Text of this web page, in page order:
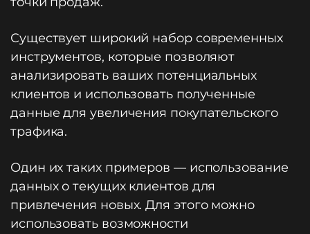
Существует широкий набор современных
инструментов, которые позволяют
анализировать ваших потенциальных
клиентов и использовать полученные
данные для увеличения покупательского
трафика.
Один их таких примеров — использование
данных о текущих клиентов для
привлечения новых. Для этого можно
использовать возможности